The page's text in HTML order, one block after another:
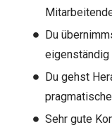
Du
eigenständig
Du gehst
Sehr gute